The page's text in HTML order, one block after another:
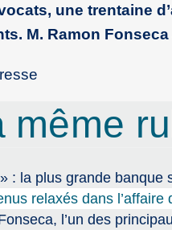
une trentaine
M. Ramon
même
: la plus grande banque
relaxés dans
l’un des